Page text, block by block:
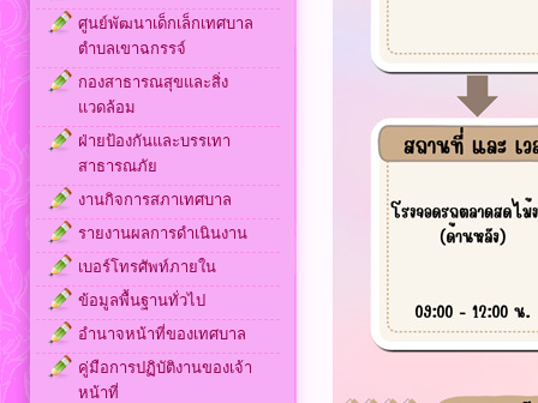
ศูนย์พัฒนาเด็กเล็กเทศบาล
ตำบลเขาฉกรรจ์
กองสาธารณสุขและสิ่ง
แวดล้อม
ฝ่ายป้องกันและบรรเทา
สาธารณภัย
งานกิจการสภาเทศบาล
รายงานผลการดำเนินงาน
เบอร์โทรศัพท์ภายใน
ข้อมูลพื้นฐานทั่วไป
อำนาจหน้าที่ของเทศบาล
คู่มือการปฏิบัติงานของเจ้า
หน้าที่